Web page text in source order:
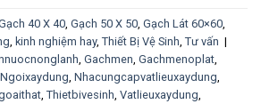
40 X 40 Gạch 50 X 50 Gạch Lát 60×60
kinh nghiệm hay, Thiết Bị Vệ Sinh Tư vấn |
Gachmen Gachmenoplat
Ngoixaydung Nhacungcapvatlieuxaydung
Thietbivesinh Vatlieuxaydung